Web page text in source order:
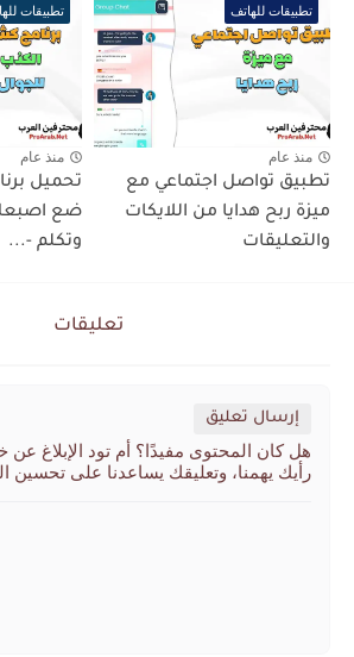
تطبيقات للهاتف
منذ عام
تطبيق تواصل اجتماعي مع
ميزة ربح هدايا من اللايكات
والتعليقات
تطبيقات
منذ عام
تحميل
ضع
وتكلم -...
تعليقات
إرسال تعليق
هل كان المحتوى مفيدًا؟ أم تود الإبلاغ عن
رأيك يهمنا، وتعليقك يساعدنا على تحسين